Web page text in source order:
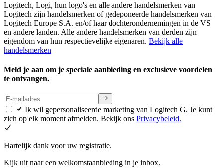
Logitech, Logi, hun logo's en alle andere handelsmerken van
Logitech zijn handelsmerken of gedeponeerde handelsmerken van
Logitech Europe S.A. en/of haar dochterondernemingen in de VS
en andere landen. Alle andere handelsmerken van derden zijn
eigendom van hun respectievelijke eigenaren. Bekijk alle
handelsmerken
Meld je aan om je speciale aanbieding en exclusieve voordelen
te ontvangen.
Ik wil gepersonaliseerde marketing van Logitech G. Je kunt
zich op elk moment afmelden. Bekijk ons Privacybeleid.
Hartelijk dank voor uw registratie.
Kijk uit naar een welkomstaanbieding in je inbox.